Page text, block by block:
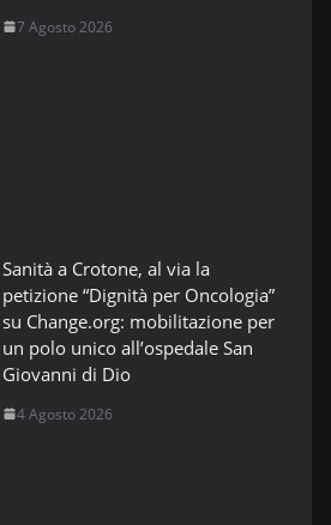
7 Agosto 2026
Sanità a Crotone, al via la
petizione “Dignità per Oncologia”
su Change.org: mobilitazione per
un polo unico all’ospedale San
Giovanni di Dio
4 Agosto 2026